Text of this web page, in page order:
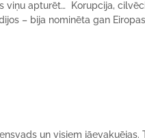
viņu apturēt… Korupcija,
– bija nominēta gan
un visiem jāevakuējas.